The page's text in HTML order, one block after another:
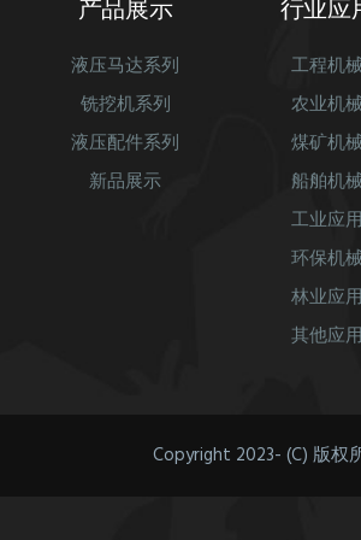
产品展示
液压马达系列
铣挖机系列
液压配件系列
新品展示
行业应
工程机
农业机
煤矿机
船舶机
工业应
环保机
林业应
其他应
Copyright 2023- (C) 版